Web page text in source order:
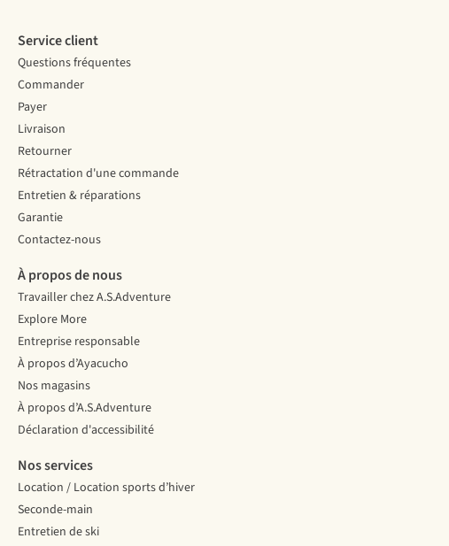
Service client
Questions fréquentes
Commander
Payer
Livraison
Retourner
Rétractation d'une commande
Entretien & réparations
Garantie
Contactez-nous
À propos de nous
Travailler chez A.S.Adventure
Explore More
Entreprise responsable
À propos d’Ayacucho
Nos magasins
À propos d’A.S.Adventure
Déclaration d'accessibilité
Nos services
Location / Location sports d’hiver
Seconde-main
Entretien de ski